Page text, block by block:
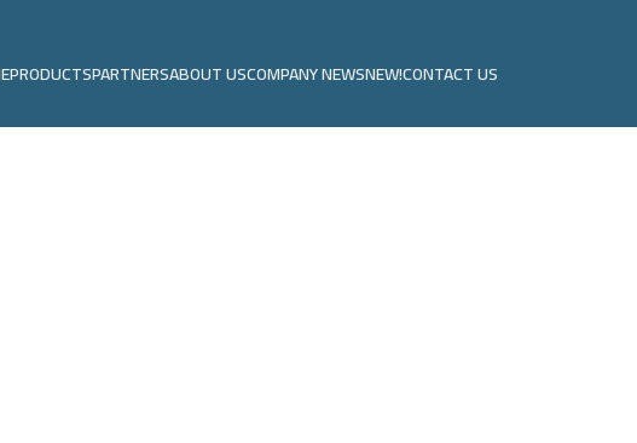
PRODUCTSPARTNERSABOUT USCOMPANY NEWSNEW!CONTACT US